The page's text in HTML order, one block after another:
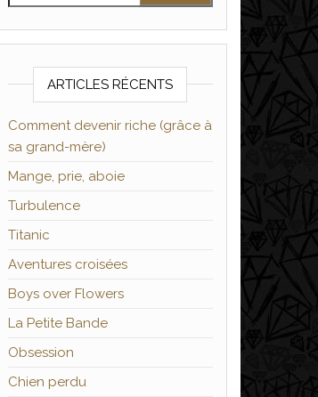
ARTICLES RÉCENTS
Comment devenir riche (grâce à
sa grand-mère)
Mange, prie, aboie
Turbulence
Titanic
Aventures croisées
Boys over Flowers
La Petite Bande
Obsession
Chien perdu